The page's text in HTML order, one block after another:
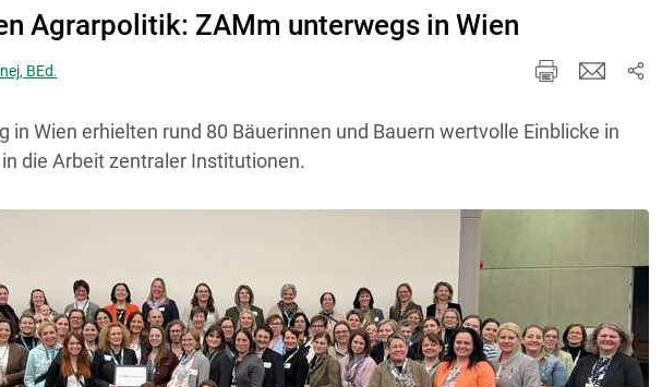
Agrarpolitik: ZAMm unterwegs in Wien
BEd.
in Wien erhielten rund 80 Bäuerinnen und Bauern wertvolle Einblicke in
die Arbeit zentraler Institutionen.